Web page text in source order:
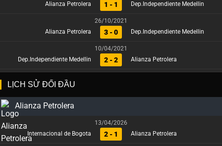
Alianza Petrolera
1 - 1 Dep.Independiente Medellin
26/10/2021
Alianza Petrolera
3 - 0 Dep.Independiente Medellin
10/04/2021
Dep.Independiente Medellin
2 - 2 Alianza Petrolera
LỊCH SỬ ĐỐI ĐẦU
Alianza Petrolera
13/04/2026
Internacional de Bogota
2 - 1 Alianza Petrolera